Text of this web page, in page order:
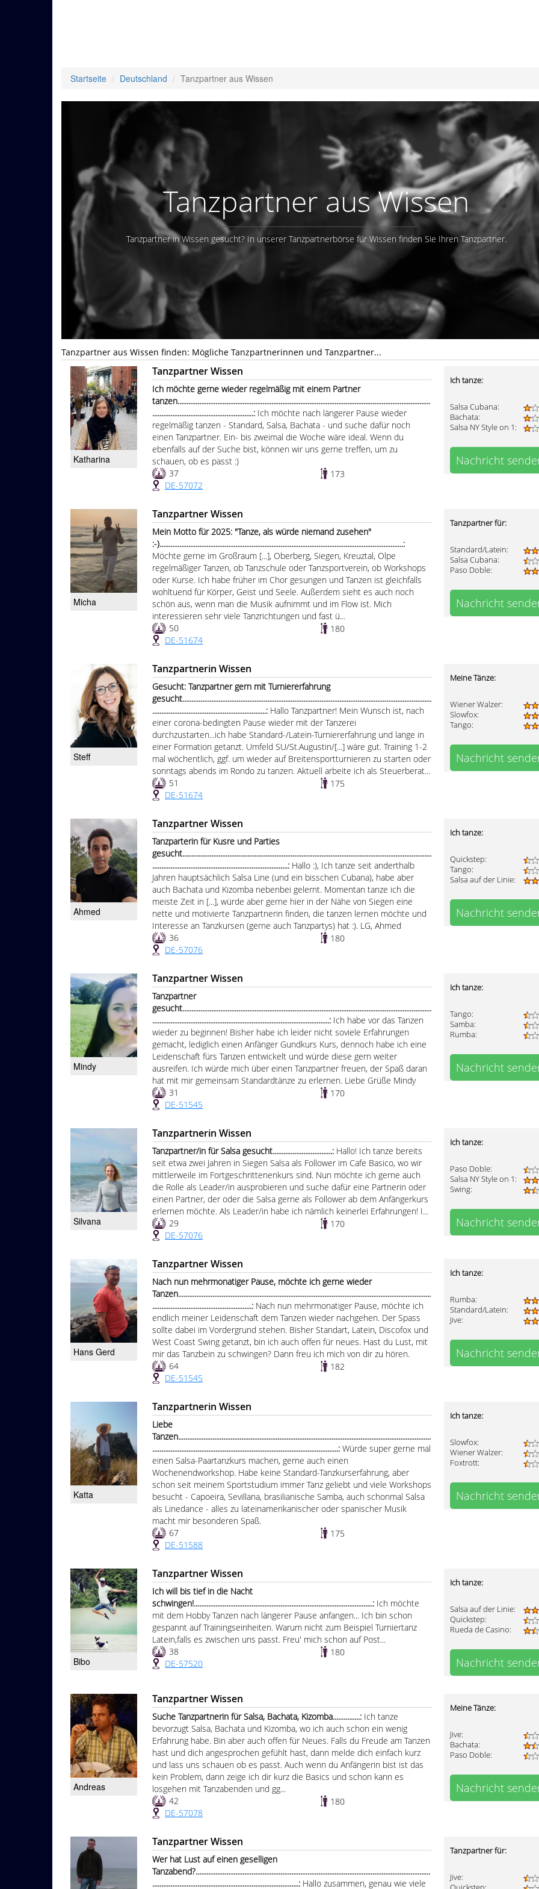
Startseite Deutschland Tanzpartner aus Wissen
Tanzpartner aus Wissen
Tanzpartner in Wissen gesucht? In unserer Tanzpartnerbörse für Wissen finden Sie Ihren Tanzpartner.
Tanzpartner aus Wissen finden: Mögliche Tanzpartnerinnen und Tanzpartner...
Katharina
Tanzpartner Wissen
Ich möchte gerne wieder regelmäßig mit einem Partner
tanzen............................................................................................................................................
........................................................: Ich möchte nach längerer Pause wieder
regelmäßig tanzen - Standard, Salsa, Bachata - und suche dafür noch
einen Tanzpartner. Ein- bis zweimal die Woche wäre ideal. Wenn du
ebenfalls auf der Suche bist, können wir uns gerne treffen, um zu
schauen, ob es passt :)
37
173
DE-57072
Ich tanze:
Salsa Cubana:
Bachata:
Salsa NY Style on 1:
Nachricht
Micha
Tanzpartner Wissen
Mein Motto für 2025: "Tanze, als würde niemand zusehen"
:-).......................................................................................................................................:
Möchte gerne im Großraum [...], Oberberg, Siegen, Kreuztal, Olpe
regelmäßiger Tanzen, ob Tanzschule oder Tanzsportverein, ob Workshops
oder Kurse. Ich habe früher im Chor gesungen und Tanzen ist gleichfalls
wohltuend für Körper, Geist und Seele. Außerdem sieht es auch noch
schön aus, wenn man die Musik aufnimmt und im Flow ist. Mich
interessieren sehr viele Tanzrichtungen und fast ü...
50
180
DE-51674
Tanzpartner für:
Standard/Latein:
Salsa Cubana:
Paso Doble:
Nachricht
Steff
Tanzpartnerin Wissen
Gesucht: Tanzpartner gern mit Turniererfahrung
gesucht..........................................................................................................................................
...............................................................: Hallo Tanzpartner! Mein Wunsch ist, nach
einer corona-bedingten Pause wieder mit der Tanzerei
durchzustarten...ich habe Standard-/Latein-Turniererfahrung und lange in
einer Formation getanzt. Umfeld SU/St.Augustin/[...] wäre gut. Training 1-2
mal wöchentlich, ggf. um wieder auf Breitensportturnieren zu starten oder
sonntags abends im Rondo zu tanzen. Aktuell arbeite ich als Steuerberat...
51
175
DE-51674
Meine Tänze:
Wiener Walzer:
Slowfox:
Tango:
Nachricht
Ahmed
Tanzpartner Wissen
Tanzparterin für Kusre und Parties
gesucht..........................................................................................................................................
...........................................................................: Hallo :), Ich tanze seit anderthalb
Jahren hauptsächlich Salsa Line (und ein bisschen Cubana), habe aber
auch Bachata und Kizomba nebenbei gelernt. Momentan tanze ich die
meiste Zeit in [...], würde aber gerne hier in der Nähe von Siegen eine
nette und motivierte Tanzpartnerin finden, die tanzen lernen möchte und
Interesse an Tanzkursen (gerne auch Tanzpartys) hat :). LG, Ahmed
36
180
DE-57076
Ich tanze:
Quickstep:
Tango:
Salsa auf der Linie:
Nachricht
Mindy
Tanzpartner Wissen
Tanzpartner
gesucht..........................................................................................................................................
..................................................................................................: Ich habe vor das Tanzen
wieder zu beginnen! Bisher habe ich leider nicht soviele Erfahrungen
gemacht, lediglich einen Anfänger Gundkurs Kurs, dennoch habe ich eine
Leidenschaft fürs Tanzen entwickelt und würde diese gern weiter
ausreifen. Ich würde mich über einen Tanzpartner freuen, der Spaß daran
hat mit mir gemeinsam Standardtänze zu erlernen. Liebe Grüße Mindy
31
170
DE-51545
Ich tanze:
Tango:
Samba:
Rumba:
Nachricht
Silvana
Tanzpartnerin Wissen
Tanzpartner/in für Salsa gesucht.................................: Hallo! Ich tanze bereits
seit etwa zwei Jahren in Siegen Salsa als Follower im Cafe Basico, wo wir
mittlerweile im Fortgeschrittenenkurs sind. Nun möchte ich gerne auch
die Rolle als Leader/in ausprobieren und suche dafür eine Partnerin oder
einen Partner, der oder die Salsa gerne als Follower ab dem Anfängerkurs
erlernen möchte. Als Leader/in habe ich nämlich keinerlei Erfahrungen! I...
29
170
DE-57076
Ich tanze:
Paso Doble:
Salsa NY Style on 1:
Swing:
Nachricht
Hans Gerd
Tanzpartner Wissen
Nach nun mehrmonatiger Pause, möchte ich gerne wieder
Tanzen............................................................................................................................................
.......................................................: Nach nun mehrmonatiger Pause, möchte ich
endlich meiner Leidenschaft dem Tanzen wieder nachgehen. Der Spass
sollte dabei im Vordergrund stehen. Bisher Standart, Latein, Discofox und
West Coast Swing getanzt, bin ich auch offen für neues. Hast du Lust, mit
mir das Tanzbein zu schwingen? Dann freu ich mich von dir zu hören.
64
182
DE-51545
Ich tanze:
Rumba:
Standard/Latein:
Jive:
Nachricht
Katta
Tanzpartnerin Wissen
Liebe
Tanzen............................................................................................................................................
.......................................................................................................:Würde super gerne mal
einen Salsa-Paartanzkurs machen, gerne auch einen
Wochenendworkshop. Habe keine Standard-Tanzkurserfahrung, aber
schon seit meinem Sportstudium immer Tanz geliebt und viele Workshops
besucht - Capoeira, Sevillana, brasilianische Samba, auch schonmal Salsa
als Linedance - alles zu lateinamerikanischer oder spanischer Musik
macht mir besonderen Spaß.
67
175
DE-51588
Ich tanze:
Slowfox:
Wiener Walzer:
Foxtrott:
Nachricht
Bibo
Tanzpartner Wissen
Ich will bis tief in die Nacht
schwingen!...................................................................................................: Ich möchte
mit dem Hobby Tanzen nach längerer Pause anfangen... Ich bin schon
gespannt auf Trainingseinheiten. Warum nicht zum Beispiel Turniertanz
Latein,falls es zwischen uns passt. Freu' mich schon auf Post...
38
180
DE-57520
Ich tanze:
Salsa auf der Linie:
Quickstep:
Rueda de Casino:
Nachricht
Andreas
Tanzpartner Wissen
Suche Tanzpartnerin für Salsa, Bachata, Kizomba...............: Ich tanze
bevorzugt Salsa, Bachata und Kizomba, wo ich auch schon ein wenig
Erfahrung habe. Bin aber auch offen für Neues. Falls du Freude am Tanzen
hast und dich angesprochen gefühlt hast, dann melde dich einfach kurz
und lass uns schauen ob es passt. Auch wenn du Anfängerin bist ist das
kein Problem, dann zeige ich dir kurz die Basics und schon kann es
losgehen mit Tanzabenden und gg...
42
180
DE-57078
Meine Tänze:
Jive:
Bachata:
Paso Doble:
Nachricht
Tanzpartner Wissen
Wer hat Lust auf einen geselligen
Tanzabend?..................................................................................................................................
.................................................................................: Hallo zusammen, genau wie viele
Tanzpartner für:
Jive: